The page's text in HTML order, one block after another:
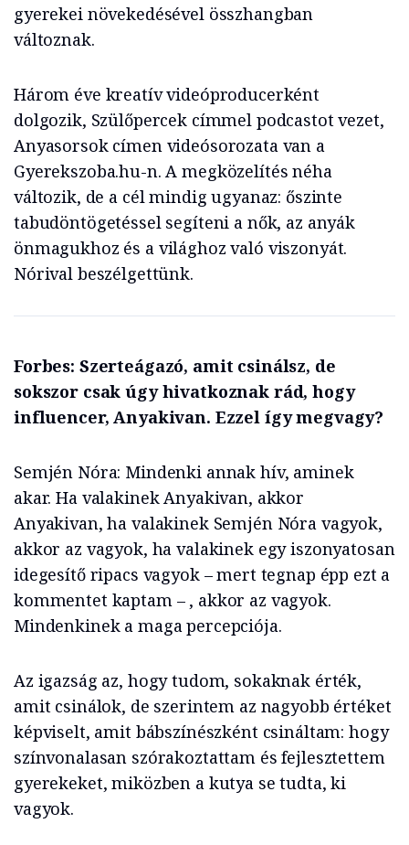
gyerekei növekedésével összhangban
változnak.
Három éve kreatív videóproducerként
dolgozik, Szülőpercek címmel podcastot vezet,
Anyasorsok címen videósorozata van a
Gyerekszoba.hu-n. A megközelítés néha
változik, de a cél mindig ugyanaz: őszinte
tabudöntögetéssel segíteni a nők, az anyák
önmagukhoz és a világhoz való viszonyát.
Nórival beszélgettünk.
Forbes: Szerteágazó, amit csinálsz, de
sokszor csak úgy hivatkoznak rád, hogy
influencer, Anyakivan. Ezzel így megvagy?
Semjén Nóra: Mindenki annak hív, aminek
akar. Ha valakinek Anyakivan, akkor
Anyakivan, ha valakinek Semjén Nóra vagyok,
akkor az vagyok, ha valakinek egy iszonyatosan
idegesítő ripacs vagyok – mert tegnap épp ezt a
kommentet kaptam – , akkor az vagyok.
Mindenkinek a maga percepciója.
Az igazság az, hogy tudom, sokaknak érték,
amit csinálok, de szerintem az nagyobb értéket
képviselt, amit bábszínészként csináltam: hogy
színvonalasan szórakoztattam és fejlesztettem
gyerekeket, miközben a kutya se tudta, ki
vagyok.